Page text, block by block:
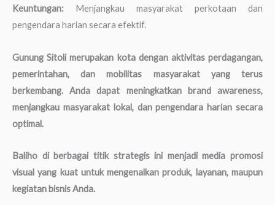
Keuntungan: Menjangkau masyarakat perkotaan dan
pengendara harian secara efektif.
Gunung Sitoli merupakan kota dengan aktivitas perdagangan,
pemerintahan, dan mobilitas masyarakat yang terus
berkembang. Anda dapat meningkatkan brand awareness,
menjangkau masyarakat lokal, dan pengendara harian secara
optimal.
Baliho di berbagai titik strategis ini menjadi media promosi
visual yang kuat untuk mengenalkan produk, layanan, maupun
kegiatan bisnis Anda.